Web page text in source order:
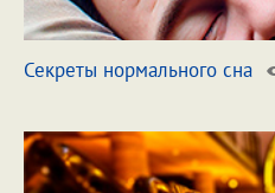
Секреты нормального сна